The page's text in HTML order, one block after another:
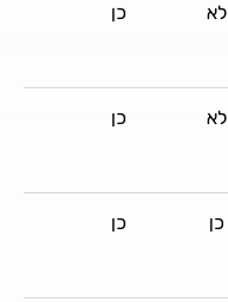
לא כן
לא כן
כן כן